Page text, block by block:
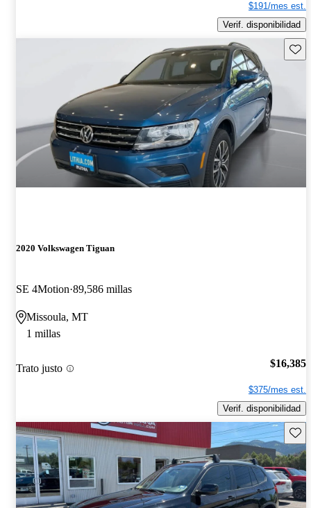
$191/mes est.
Verif. disponibilidad
2020 Volkswagen Tiguan
SE 4Motion 89,586 millas
Missoula, MT
1 millas
Trato justo $16,385
$375/mes est.
Verif. disponibilidad